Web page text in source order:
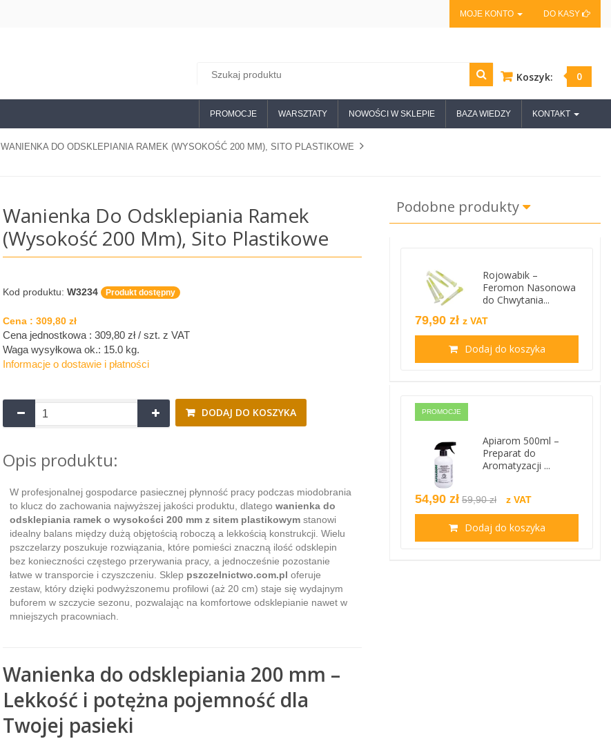
MOJE KONTO DO KASY
Koszyk: 0
PROMOCJE WARSZTATY NOWOŚCI W SKLEPIE BAZA WIEDZY KONTAKT
WANIENKA DO ODSKLEPIANIA RAMEK (WYSOKOŚĆ 200 MM), SITO PLASTIKOWE
Wanienka Do Odsklepiania Ramek
(wysokość 200 Mm), Sito Plastikowe
Kod produktu: W3234 Produkt dostępny
Cena : 309,80 zł
Cena jednostkowa : 309,80 zł / szt. z VAT
Waga wysyłkowa ok.: 15.0 kg.
Informacje o dostawie i płatności
DODAJ DO KOSZYKA
Opis produktu:
W profesjonalnej gospodarce pasiecznej płynność pracy podczas miodobrania
to klucz do zachowania najwyższej jakości produktu, dlatego wanienka do
odsklepiania ramek o wysokości 200 mm z sitem plastikowymstanowi
idealny balans między dużą objętością roboczą a lekkością konstrukcji. Wielu
pszczelarzy poszukuje rozwiązania, które pomieści znaczną ilość odsklepin
bez konieczności częstego przerywania pracy, a jednocześnie pozostanie
łatwe w transporcie i czyszczeniu. Sklep pszczelnictwo.com.pl oferuje
zestaw, który dzięki podwyższonemu profilowi (aż 20 cm) staje się wydajnym
buforem w szczycie sezonu, pozwalając na komfortowe odsklepianie nawet w
mniejszych pracowniach.
Wanienka do odsklepiania 200 mm –
Lekkość i potężna pojemność dla
Twojej pasieki
Podobne produkty
Rojowabik –
Feromon Nasonowa
do Chwytania...
79,90 zł z VAT
Dodaj do koszyka
PROMOCJE
Apiarom 500ml –
Preparat do
Aromatyzacji ...
54,90 zł 59,90 zł z VAT
Dodaj do koszyka